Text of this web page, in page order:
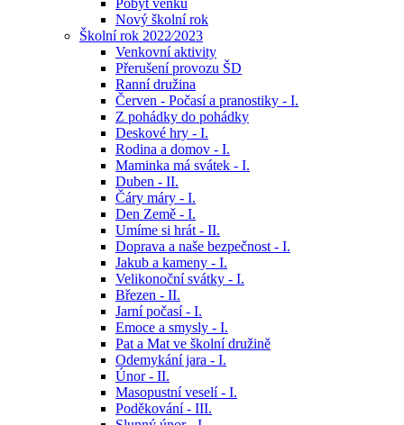
Pobyt venku
Nový školní rok
Školní rok 2022⁄2023
Venkovní aktivity
Přerušení provozu ŠD
Ranní družina
Červen - Počasí a pranostiky - I.
Z pohádky do pohádky
Deskové hry - I.
Rodina a domov - I.
Maminka má svátek - I.
Duben - II.
Čáry máry - I.
Den Země - I.
Umíme si hrát - II.
Doprava a naše bezpečnost - I.
Jakub a kameny - I.
Velikonoční svátky - I.
Březen - II.
Jarní počasí - I.
Emoce a smysly - I.
Pat a Mat ve školní družině
Odemykání jara - I.
Únor - II.
Masopustní veselí - I.
Poděkování - III.